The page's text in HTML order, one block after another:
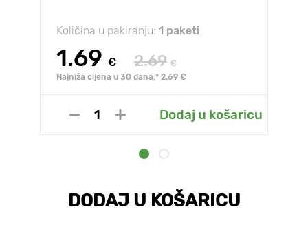
Količina u pakiranju: 1 paketi
1.69 € 2.69 €
Najniža cijena u 30 dana:* 2.69 €
Dodaj u košaricu
DODAJ U KOŠARICU